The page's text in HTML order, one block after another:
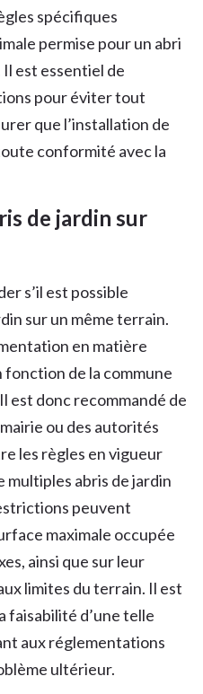
spécifiques
permise pour un abri
est essentiel de
pour éviter tout
que l’installation de
conformité avec la
de jardin sur
s’il est possible
sur un même terrain.
en matière
fonction de la commune
est donc recommandé de
ou des autorités
les règles en vigueur
multiples abris de jardin
peuvent
maximale occupée
ainsi que sur leur
limites du terrain. Il est
faisabilité d’une telle
aux réglementations
ultérieur.